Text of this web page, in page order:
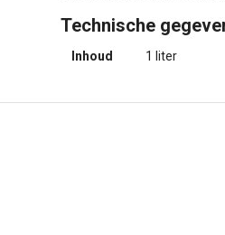
Technische
Inhoud 1 liter